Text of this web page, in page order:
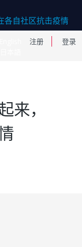
注册 登录
各自社区抗击疫情
来，